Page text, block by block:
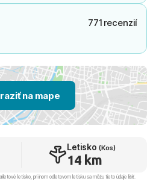
771 recenzií
na mape
Letisko (Kos)
14 km
letisko, pri inom odletovom letisku sa môžu tieto údaje líšiť.